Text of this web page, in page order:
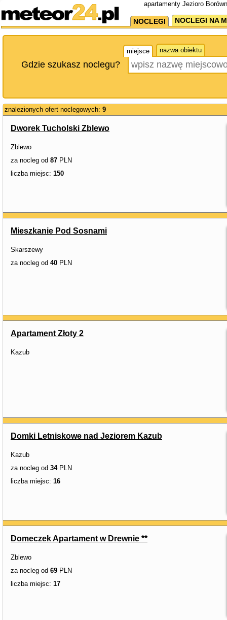
apartamenty Jezioro
NOCLEGI NOCLEGI NA
miejsce nazwa obiektu
Gdzie szukasz noclegu?
znalezionych ofert noclegowych: 9
Dworek Tucholski Zblewo
Zblewo
za nocleg od 87 PLN
liczba miejsc: 150
Mieszkanie Pod Sosnami
Skarszewy
za nocleg od 40 PLN
Apartament Złoty 2
Kazub
Domki Letniskowe nad Jeziorem Kazub
Kazub
za nocleg od 34PLN
liczba miejsc: 16
Domeczek Apartament w Drewnie **
Zblewo
za nocleg od 69 PLN
liczba miejsc: 17